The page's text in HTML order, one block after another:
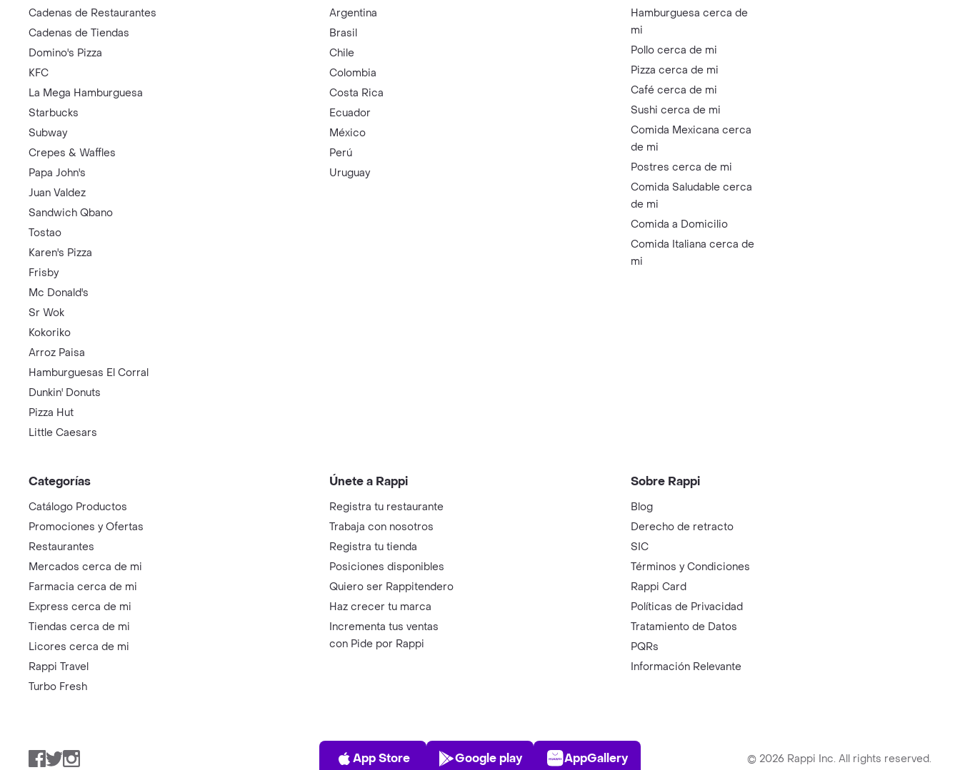
Cadenas de Restaurantes
Cadenas de Tiendas
Domino's Pizza
KFC
La Mega Hamburguesa
Starbucks
Subway
Crepes & Waffles
Papa John's
Juan Valdez
Sandwich Qbano
Tostao
Karen's Pizza
Frisby
Mc Donald's
Sr Wok
Kokoriko
Arroz Paisa
Hamburguesas El Corral
Dunkin' Donuts
Pizza Hut
Little Caesars
Argentina
Brasil
Chile
Colombia
Costa Rica
Ecuador
México
Perú
Uruguay
Hamburguesa cerca de
mi
Pollo cerca de mi
Pizza cerca de mi
Café cerca de mi
Sushi cerca de mi
Comida Mexicana cerca
de mi
Postres cerca de mi
Comida Saludable cerca
de mi
Comida a Domicilio
Comida Italiana cerca de
mi
Categorías
Catálogo Productos
Promociones y Ofertas
Restaurantes
Mercados cerca de mi
Farmacia cerca de mi
Express cerca de mi
Tiendas cerca de mi
Licores cerca de mi
Rappi Travel
Turbo Fresh
Únete a Rappi
Registra tu restaurante
Trabaja con nosotros
Registra tu tienda
Posiciones disponibles
Quiero ser Rappitendero
Haz crecer tu marca
Incrementa tus ventas
con Pide por Rappi
Sobre Rappi
Blog
Derecho de retracto
SIC
Términos y Condiciones
Rappi Card
Políticas de Privacidad
Tratamiento de Datos
PQRs
Información Relevante
Facebook
TwitterInstagram
App Store
App Store
Play Store
Google play
AppGallery
AppGallery © 2026 Rappi Inc. All rights reserved.